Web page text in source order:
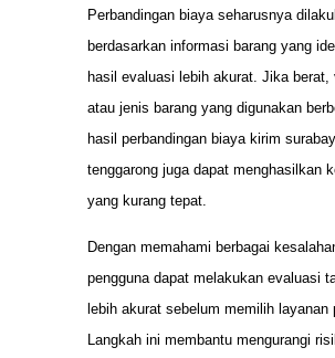
Perbandingan biaya seharusnya
berdasarkan informasi barang yang
hasil evaluasi lebih akurat. Jika berat,
atau jenis barang yang digunakan
hasil perbandingan biaya kirim
tenggarong juga dapat menghasilkan
yang kurang tepat.
Dengan memahami berbagai
pengguna dapat melakukan evaluasi
lebih akurat sebelum memilih layanan
Langkah ini membantu mengurangi